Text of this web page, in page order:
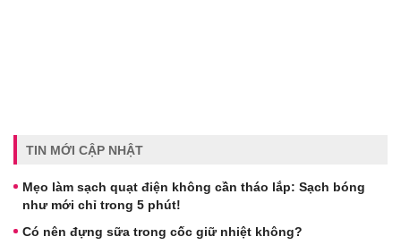
TIN MỚI CẬP NHẬT
Mẹo làm sạch quạt điện không cần tháo lắp: Sạch bóng
như mới chỉ trong 5 phút!
Có nên đựng sữa trong cốc giữ nhiệt không?